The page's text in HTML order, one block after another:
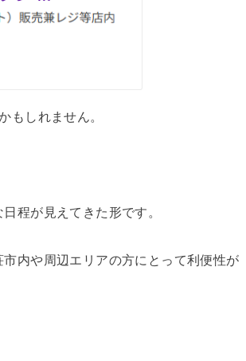
もしれません。
程が見えてきた形です。
内や周辺エリアの方にとって利便性が